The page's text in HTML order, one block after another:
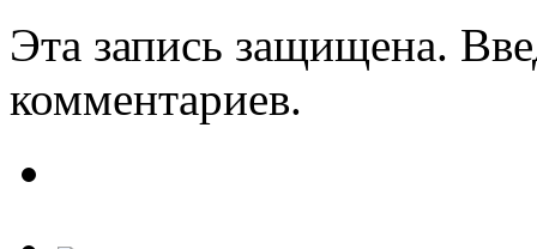
Эта запись защищена.
комментариев.